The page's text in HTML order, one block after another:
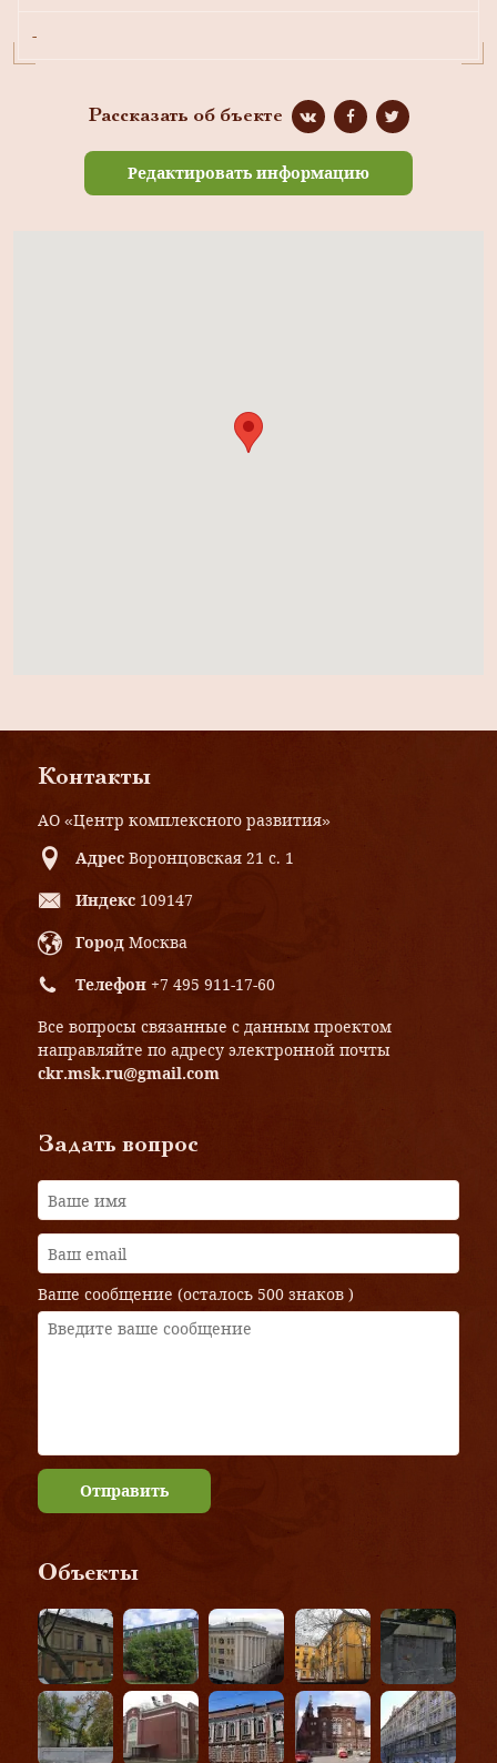
-
Рассказать об бъекте
Редактировать информацию
Контакты
АО «Центр комплексного развития»
Адрес Воронцовская 21 с. 1
Индекс 109147
Город Москва
Телефон +7 495 911-17-60
Все вопросы связанные с данным проектом
направляйте по адресу электронной почты
ckr.msk.ru@gmail.com
Задать вопрос
Ваше сообщение (осталось 500 знаков )
Отправить
Объекты